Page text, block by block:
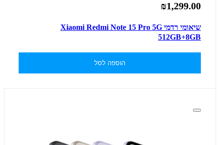
₪1,299.00
שיאומי רדמי Xiaomi Redmi Note 15 Pro 5G
512GB+8GB
הוספה לסל